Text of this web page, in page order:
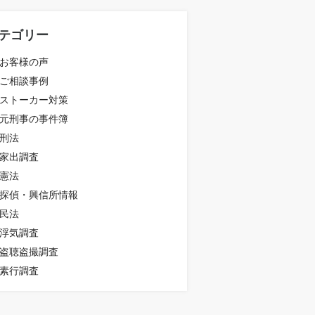
ゴリー
お客様の声
ご相談事例
ストーカー対策
元刑事の事件簿
刑法
家出調査
憲法
探偵・興信所情報
民法
浮気調査
盗聴盗撮調査
素行調査